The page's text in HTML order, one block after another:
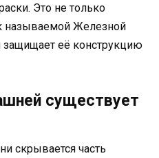
Это не только
называемой Железной
защищает её конструкцию
существует
скрывается часть